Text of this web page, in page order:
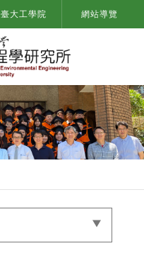
臺大工學院 網站導覽